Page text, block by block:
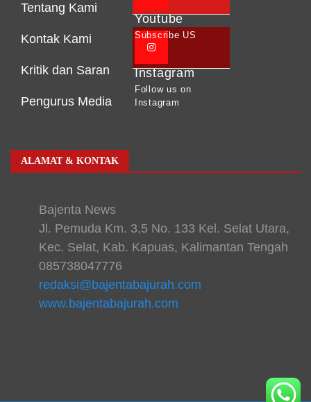
Tentang Kami
Kontak Kami
Kritik dan Saran
Pengurus Media
Youtube
Subscribe US
Instagram
Follow us on
Instagram
ALAMAT & KONTAK
Bajenta News
Jl. Pemuda Km. 3,5 No. 133 Kel. Selat Utara,
Kec. Selat, Kab. Kapuas, Kalimantan Tengah
085738047776
redaksi@bajentabajurah.com
www.bajentabajurah.com